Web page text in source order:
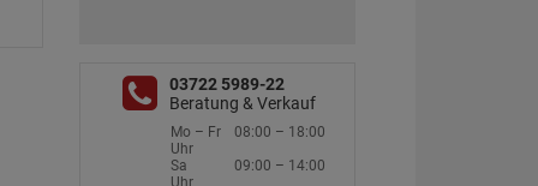
03722 5989-22
Beratung & Verkauf
Mo – Fr
08:00 – 18:00
Uhr
Sa
09:00 – 14:00
Uhr